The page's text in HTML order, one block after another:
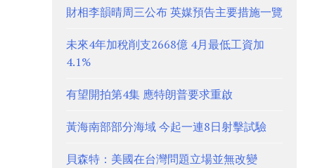
財相李韻晴周三公布 英媒預告主要措施一覽
未來4年加稅削支2668億 4月最低工資加
4.1%
有望開拍第4集 應特朗普要求重啟
黃海南部部分海域 今起一連8日射擊試驗
貝森特：美國在台灣問題立場並無改變